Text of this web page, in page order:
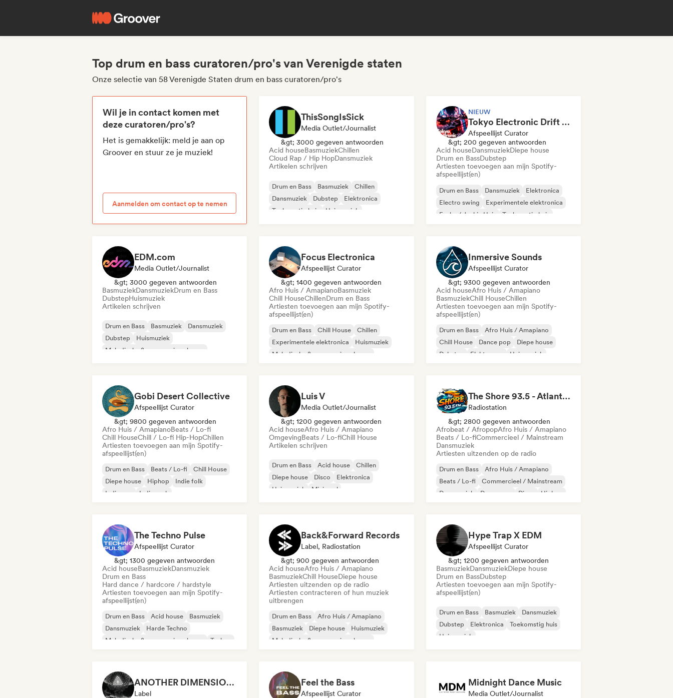
Top drum en bass curatoren/pro's van Verenigde staten
Onze selectie van 58 Verenigde Staten drum en bass curatoren/pro's
Wil je in contact komen met
deze curatoren/pro's?
Het is gemakkelijk: meld je aan op
Groover en stuur ze je muziek!
Aanmelden om contact op te nemen
ThisSongIsSick
Media Outlet/Journalist
&gt; 3000 gegeven antwoorden
Acid houseBasmuziekChillen
Cloud Rap / Hip HopDansmuziek
Artikelen schrijven
Drum en Bass Basmuziek
Chillen
Dansmuziek
Dubstep
Elektronica
Toekomstig huis
Huismuziek
NIEUW
Tokyo Electronic Drift 🏎️ Schranz, Hard Techno & Anime EDM
Afspeellijst Curator
&gt; 200 gegeven antwoorden
Acid houseDansmuziekDiepe house
Drum en BassDubstep
Artiesten toevoegen aan mijn Spotify-
afspeellijst(en)
Drum en Bass Dansmuziek
Elektronica
Electro swing
Experimentele elektronica
Funky / Jackin Huis
Toekomstig huis
EDM.com
Media Outlet/Journalist
&gt; 3000 gegeven antwoorden
BasmuziekDansmuziekDrum en Bass
DubstepHuismuziek
Artikelen schrijven
Drum en Bass Basmuziek
Dansmuziek
Dubstep
Huismuziek
Melodische & progressieve house
Focus Electronica
Afspeellijst Curator
&gt; 1400 gegeven antwoorden
Afro Huis / AmapianoBasmuziek
Chill HouseChillenDrum en Bass
Artiesten toevoegen aan mijn Spotify-
afspeellijst(en)
Drum en Bass Chill House
Chillen
Experimentele elektronica
Huismuziek
Melodische & progressieve house
Inmersive Sounds
Afspeellijst Curator
&gt; 9300 gegeven antwoorden
Acid houseAfro Huis / Amapiano
BasmuziekChill HouseChillen
Artiesten toevoegen aan mijn Spotify-
afspeellijst(en)
Drum en Bass
Afro Huis / Amapiano
Chill House
Dance pop
Diepe house
Dubstep
Elektropop Huismuziek
Gobi Desert Collective
Afspeellijst Curator
&gt; 9800 gegeven antwoorden
Afro Huis / AmapianoBeats / Lo-fi
Chill HouseChill / Lo-fi Hip-HopChillen
Artiesten toevoegen aan mijn Spotify-
afspeellijst(en)
Drum en Bass Beats / Lo-fi
Chill House
Diepe house
Hiphop
Indie folk
Indie pop
Indie rock
Luis V
Media Outlet/Journalist
&gt; 1200 gegeven antwoorden
Acid houseAfro Huis / Amapiano
OmgevingBeats / Lo-fiChill House
Artikelen schrijven
Drum en Bass Acid house
Chillen
Diepe house
Disco
Elektronica
Huismuziek
Minimaal
The Shore 93.5 - Atlantic City, NJ
Radiostation
&gt; 2800 gegeven antwoorden
Afrobeat / AfropopAfro Huis / Amapiano
Beats / Lo-fiCommercieel / Mainstream
Dansmuziek
Artiesten uitzenden op de radio
Drum en Bass
Afro Huis / Amapiano
Beats / Lo-fi
Commercieel / Mainstream
Dansmuziek
Dance pop Disco Hiphop
The Techno Pulse
Afspeellijst Curator
&gt; 1300 gegeven antwoorden
Acid houseBasmuziekDansmuziek
Drum en Bass
Hard dance / hardcore / hardstyle
Artiesten toevoegen aan mijn Spotify-
afspeellijst(en)
Drum en Bass Acid house
Basmuziek
Dansmuziek
Harde Techno
Melodische & progressieve house
Techno
Back&Forward Records
Label, Radiostation
&gt; 900 gegeven antwoorden
Acid houseAfro Huis / Amapiano
BasmuziekChill HouseDiepe house
Artiesten uitzenden op de radio
Artiesten contracteren of hun muziek
uitbrengen
Drum en Bass
Afro Huis / Amapiano
Basmuziek
Diepe house
Huismuziek
Melodische & progressieve house
Hype Trap X EDM
Afspeellijst Curator
&gt; 1200 gegeven antwoorden
BasmuziekDansmuziekDiepe house
Drum en BassDubstep
Artiesten toevoegen aan mijn Spotify-
afspeellijst(en)
Drum en Bass Basmuziek
Dansmuziek
Dubstep
Elektronica
Toekomstig huis
Huismuziek
ANOTHER DIMENSION MUSIC
Label
Feel the Bass
Afspeellijst Curator
Midnight Dance Music
Media Outlet/Journalist